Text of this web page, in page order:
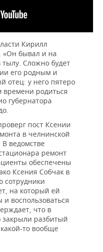
Кирилл
«Он бывал и на
Сложно будет
его родным и
отец: у него пятеро
времени родиться
губернатора
пост Ксении
в челнинской
ведомстве
ремонт
обеспечены
Ксения Собчак в
сотрудники
на который ей
воспользоваться
что в
разбитый
то вообще